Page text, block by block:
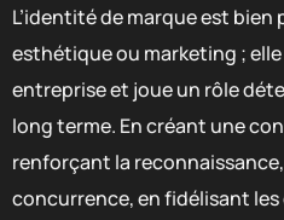
L’identité de marque est bien
esthétique ou marketing ; elle
entreprise et joue un rôle
long terme. En créant une
renforçant la
concurrence, en fidélisant